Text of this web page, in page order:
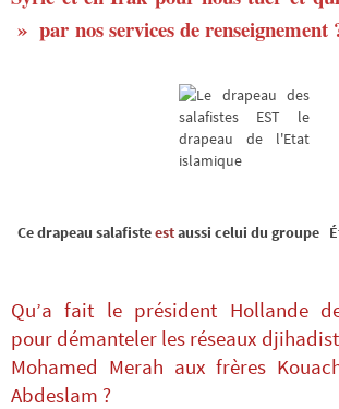
» par nos services de renseignement
Ce drapeau salafisteestaussi celui du groupe
Qu’a fait le président Hollande
pour démanteler les réseaux
Mohamed Merah aux frères
Abdeslam ?